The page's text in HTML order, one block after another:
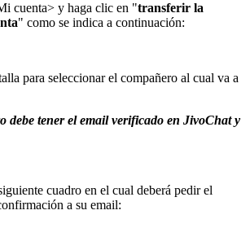
cuenta> y haga clic en "transferir la
" como se indica a continuación:
para seleccionar el compañero al cual va a
debe tener el email verificado en JivoChat y
cuadro en el cual deberá pedir el
a su email: